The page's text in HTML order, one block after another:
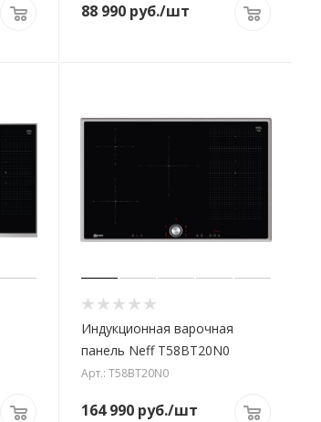
88 990 руб./шт
Индукционная варочная
панель Neff T58BT20N0
Арт.: T58BT20N0
164 990 руб./шт